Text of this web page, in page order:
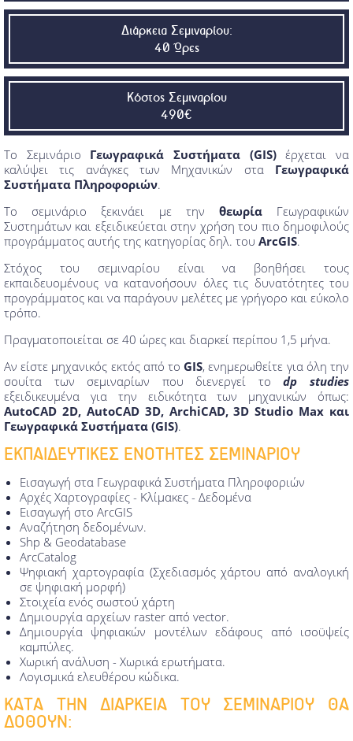
Διάρκεια Σεμιναρίου:
40 Ώρες
Κόστος Σεμιναρίου
490€
Το Σεμινάριο Γεωγραφικά Συστήματα (GIS)έρχεται να
καλύψει τις ανάγκες των Μηχανικών στα Γεωγραφικά
Συστήματα Πληροφοριών.
Το σεμινάριο ξεκινάει με την θεωρίαΓεωγραφικών
Συστημάτων και εξειδικεύεται στην χρήση του πιο δημοφιλούς
προγράμματος αυτής της κατηγορίας δηλ. του ArcGIS.
Στόχος του σεμιναρίου είναι να βοηθήσει τους
εκπαιδευομένους να κατανοήσουν όλες τις δυνατότητες του
προγράμματος και να παράγουν μελέτες με γρήγορο και εύκολο
τρόπο.
Πραγματοποιείται σε 40 ώρες και διαρκεί περίπου 1,5 μήνα.
Αν είστε μηχανικός εκτός από το GIS, ενημερωθείτε για όλη την
σουίτα των σεμιναρίων που διενεργεί τοdp studies
εξειδικευμένα για την ειδικότητα των μηχανικών όπως:
AutoCAD 2D, AutoCAD 3D, ArchiCAD, 3D Studio Max και
Γεωγραφικά Συστήματα (GIS).
ΕΚΠΑΙΔΕΥΤΙΚΕΣ ΕΝΟΤΗΤΕΣ ΣΕΜΙΝΑΡΙΟΥ
Εισαγωγή στα Γεωγραφικά Συστήματα Πληροφοριών
Αρχές Χαρτογραφίες - Κλίμακες - Δεδομένα
Εισαγωγή στο ArcGIS
Αναζήτηση δεδομένων.
Shp & Geodatabase
ArcCatalog
Ψηφιακή χαρτογραφία (Σχεδιασμός χάρτου από αναλογική
σε ψηφιακή μορφή)
Στοιχεία ενός σωστού χάρτη
Δημιουργία αρχείων raster από vector.
Δημιουργία ψηφιακών μοντέλων εδάφους από ισοϋψείς
καμπύλες.
Χωρική ανάλυση - Xωρικά ερωτήματα.
Λογισμικά ελευθέρου κώδικα.
ΚΑΤΑ ΤΗΝ ΔΙΑΡΚΕΙΑ ΤΟΥ ΣΕΜΙΝΑΡΙΟΥ ΘΑ
ΔΟΘΟΥΝ: